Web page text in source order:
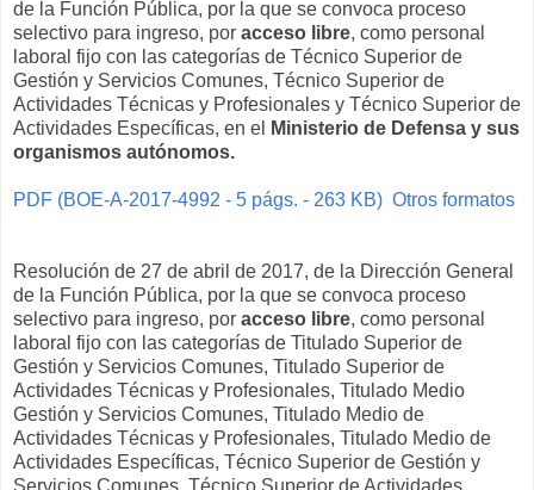
de la Función Pública, por la que se convoca proceso
selectivo para ingreso, por acceso libre, como personal
laboral fijo con las categorías de Técnico Superior de
Gestión y Servicios Comunes, Técnico Superior de
Actividades Técnicas y Profesionales y Técnico Superior de
Actividades Específicas, en el
Ministerio de Defensa y sus
organismos autónomos.
PDF (BOE-A-2017-4992 - 5 págs. - 263 KB) Otros formatos
Resolución de 27 de abril de 2017, de la Dirección General
de la Función Pública, por la que se convoca proceso
selectivo para ingreso, por acceso libre, como personal
laboral fijo con las categorías de Titulado Superior de
Gestión y Servicios Comunes, Titulado Superior de
Actividades Técnicas y Profesionales, Titulado Medio
Gestión y Servicios Comunes, Titulado Medio de
Actividades Técnicas y Profesionales, Titulado Medio de
Actividades Específicas, Técnico Superior de Gestión y
Servicios Comunes, Técnico Superior de Actividades